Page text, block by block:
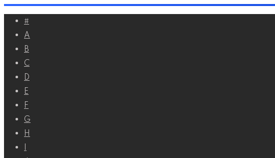
Перейти
контенту
#
A
B
C
D
E
F
G
H